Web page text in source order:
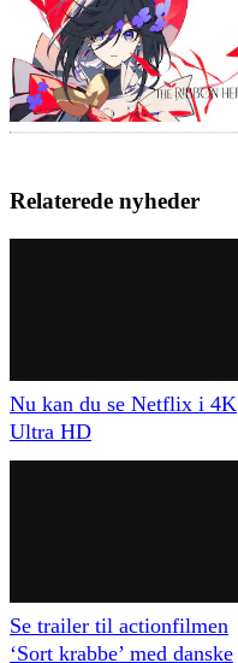
Relaterede nyheder
Nu kan du se Netflix i 4K
Ultra HD
Se trailer til actionfilmen
‘Sort krabbe’ med danske